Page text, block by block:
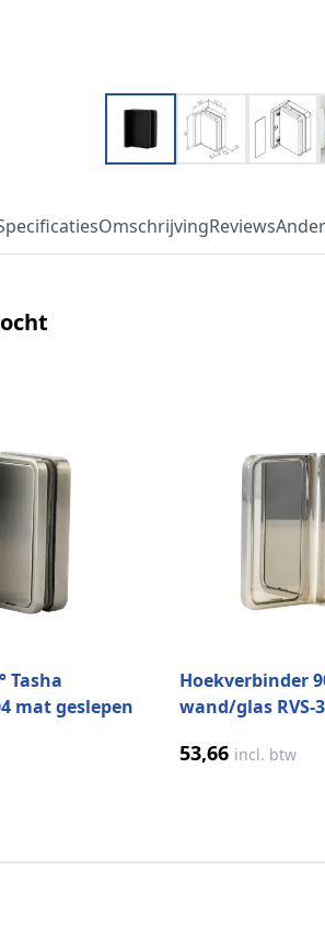
OmschrijvingReviews
Tasha
mat geslepen
Hoekverbinder
wand/glas RVS-
53,66 incl. btw